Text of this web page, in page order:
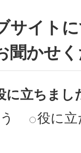
サイト
聞かせ
に立ちまし
役に